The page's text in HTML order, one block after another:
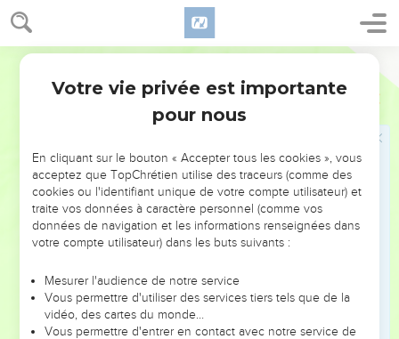
Cantique 4
cœur grâce à un seul de tes regards, grâce à un seul des
colliers de ton cou.
Comme ton amour est beau, ma sœur, ma chérie ! Ton
que tous les aromates !
Tes lèvres distillent le miel, ma chérie. Il y a sous ta langue
du Liban.
Tu es un jardin privé, ma sœur, ma chérie, une fontaine
fermée, une source réservée.
Tes pousses sont un jardin de grenadiers aux fruits les
nard et safran, roseau aromatique et cinnamome, toutes
sortes d’arbres à encens, myrrhe et aloès, tous les principaux
aromates.
Votre vie privée est importante
pour nous
En cliquant sur le bouton « Accepter tous les cookies », vous
acceptez que TopChrétien utilise des traceurs (comme des
cookies ou l'identifiant unique de votre compte utilisateur) et
traite vos données à caractère personnel (comme vos
données de navigation et les informations renseignées dans
votre compte utilisateur) dans les buts suivants :
Mesurer l'audience de notre service
Vous permettre d'utiliser des services tiers tels que de la
vidéo, des cartes du monde…
Vous permettre d'entrer en contact avec notre service de